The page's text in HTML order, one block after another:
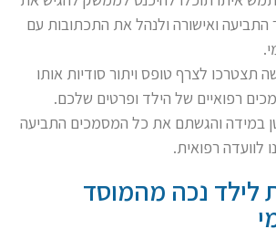
ואישורה ולנהל את התכתובות עם
לצרף טופס ויתור סודיות אותו
רפואיים של הילד ופרטים שלכם.
במידה והגשתם את כל המסמכים התביעה
לוועדה רפואית.
לילד נכה מהמוסד